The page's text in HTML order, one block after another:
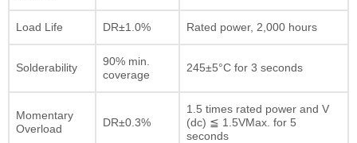
Load Life DR±1.0% Rated power, 2,000 hours
Solderability
90% min.
coverage
245±5°C for 3 seconds
Momentary
Overload
DR±0.3%
1.5 times rated power and V
(dc) ≦ 1.5VMax. for 5
seconds